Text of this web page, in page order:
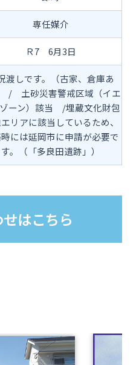
専任媒介
Ｒ7 6月3日
渡しです。（古家、倉庫あ
/ 土砂災害警戒区域（イエ
ーン）該当 /埋蔵文化財包
リアに該当しているため、
には延岡市に申請が必要で
す。（「多良田遺跡」）
はこちら